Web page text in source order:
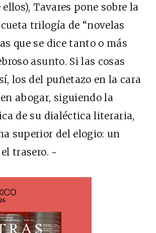
Tavares pone sobre la
trilogía de “novelas
que se dice tanto o más
asunto. Si las cosas
los del puñetazo en la cara
abogar, siguiendo la
de su dialéctica literaria,
superior del elogio: un
trasero. ~